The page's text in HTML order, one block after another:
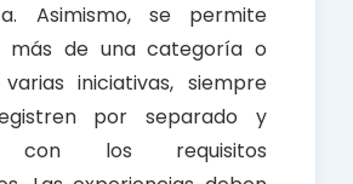
Asimismo, se permite
más de una categoría o
iniciativas, siempre
por separado y
con los requisitos